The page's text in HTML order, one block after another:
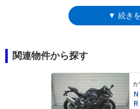
フレームに搭載し、ツーリングモデル
メンテナンス周期の長さなどを見直し
▼ 続き
関連物件から探す
カ